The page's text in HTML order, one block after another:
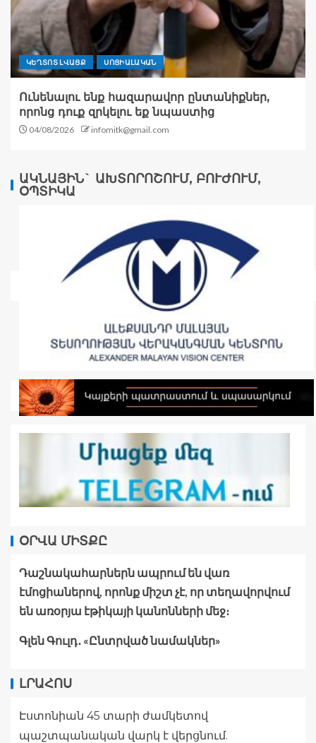
ԿԵՂՏՈՏ ԼՎԱՑՔ ՍՈՑԻԱԼԱԿԱՆ
Ունենալու ենք հազարավոր ընտանիքներ,
որոնց դուք զրկելու եք նպաստից
04/08/2026 infomitk@gmail.com
ԱԿՆԱՅԻՆ` ԱԽՏՈՐՈՇՈՒՄ, ԲՈՒԺՈՒՄ,
ՕՊՏԻԿԱ
ՕՐՎԱ ՄԻՏՔԸ
Դաշնակահարներն ապրում են վառ
էմոցիաներով, որոնք միշտ չէ, որ տեղավորվում
են առօրյա էթիկայի կանոնների մեջ։
Գլեն Գուլդ․ «Ընտրված նամակներ»
ԼՐԱՀՈՍ
Էստոնիան 45 տարի ժամկետով
պաշտպանական վարկ է վերցնում.